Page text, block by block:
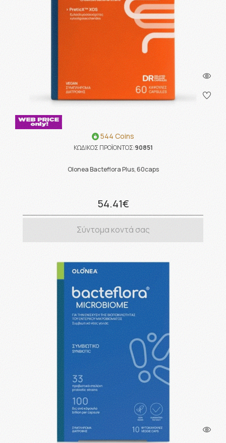
544 Coins
ΚΩΔΙΚΟΣ ΠΡΟΪΟΝΤΟΣ:90851
Olonea Bacteflora Plus, 60caps
54.41€
Σύντομα κοντά σας